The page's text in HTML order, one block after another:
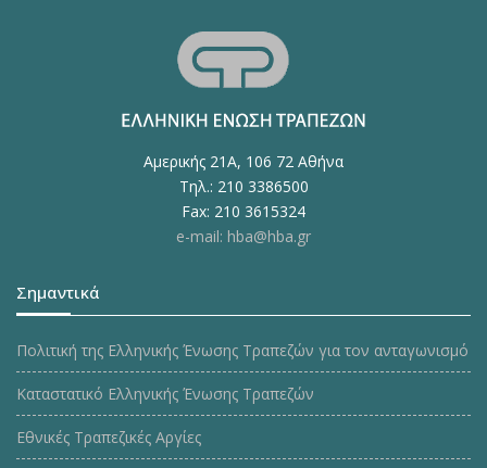
Αμερικής 21Α, 106 72 Αθήνα
Τηλ.: 210 3386500
Fax: 210 3615324
e-mail: hba@hba.gr
Σημαντικά
Πολιτική της Ελληνικής Ένωσης Τραπεζών για τον ανταγωνισμό
Καταστατικό Ελληνικής Ένωσης Τραπεζών
Εθνικές Τραπεζικές Αργίες